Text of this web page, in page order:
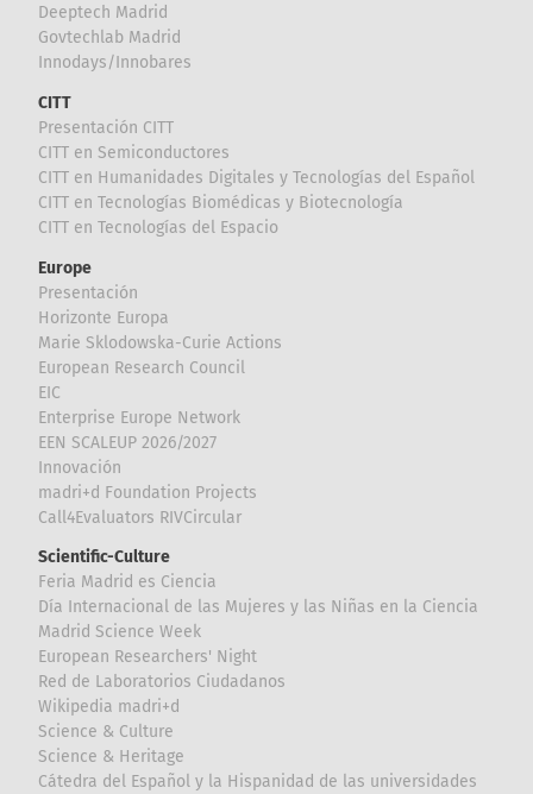
Deeptech Madrid
Govtechlab Madrid
Innodays/Innobares
CITT
Presentación CITT
CITT en Semiconductores
CITT en Humanidades Digitales y Tecnologías del Español
CITT en Tecnologías Biomédicas y Biotecnología
CITT en Tecnologías del Espacio
Europe
Presentación
Horizonte Europa
Marie Sklodowska-Curie Actions
European Research Council
EIC
Enterprise Europe Network
EEN SCALEUP 2026/2027
Innovación
madri+d Foundation Projects
Call4Evaluators RIVCircular
Scientific-Culture
Feria Madrid es Ciencia
Día Internacional de las Mujeres y las Niñas en la Ciencia
Madrid Science Week
European Researchers' Night
Red de Laboratorios Ciudadanos
Wikipedia madri+d
Science & Culture
Science & Heritage
Cátedra del Español y la Hispanidad de las universidades